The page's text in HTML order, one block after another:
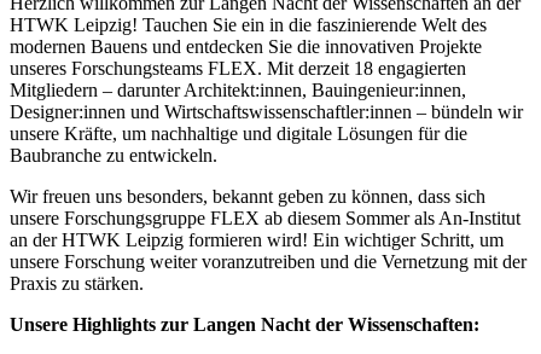
HTWK Leipzig! Tauchen Sie ein in die faszinierende Welt des
modernen Bauens und entdecken Sie die innovativen Projekte
unseres Forschungsteams FLEX. Mit derzeit 18 engagierten
Mitgliedern – darunter Architekt:innen, Bauingenieur:innen,
Designer:innen und Wirtschaftswissenschaftler:innen – bündeln wir
unsere Kräfte, um nachhaltige und digitale Lösungen für die
Baubranche zu entwickeln.
Wir freuen uns besonders, bekannt geben zu können, dass sich
unsere Forschungsgruppe FLEX ab diesem Sommer als An-Institut
an der HTWK Leipzig formieren wird! Ein wichtiger Schritt, um
unsere Forschung weiter voranzutreiben und die Vernetzung mit der
Praxis zu stärken.
Unsere Highlights zur Langen Nacht der Wissenschaften: